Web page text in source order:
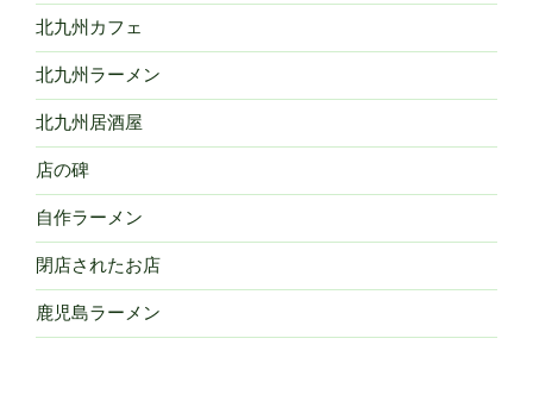
北九州カフェ
北九州ラーメン
北九州居酒屋
店の碑
自作ラーメン
閉店されたお店
鹿児島ラーメン